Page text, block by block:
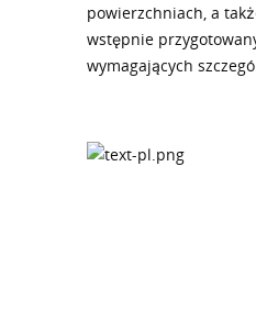
powierzchniach, a
wstępnie
wymagających